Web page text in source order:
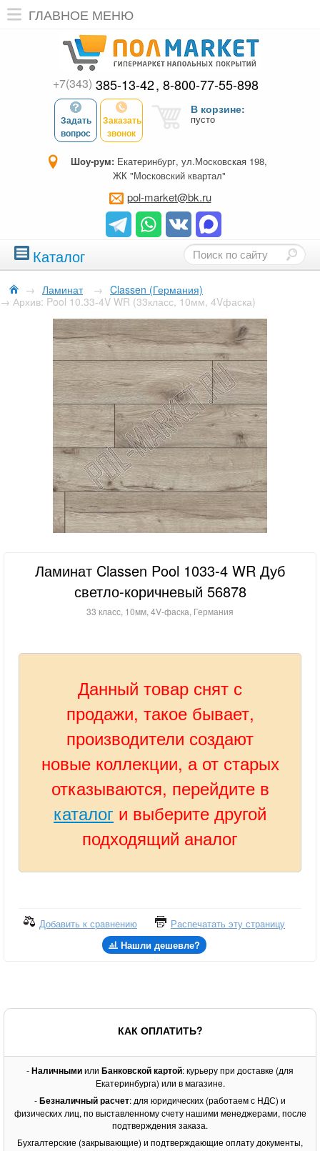
ГЛАВНОЕ МЕНЮ
+7(343) 385-13-42 8-800-77-55-898
Задать
вопрос
Заказать
звонок
В корзине:
пусто
Шоу-рум: Екатеринбург, ул.Московская 198,
ЖК "Московский квартал"
pol-market@bk.ru
Каталог
→ Ламинат → Classen (Германия)
→ Архив: Pool 10.33-4V WR (33класс, 10мм, 4Vфаска)
Ламинат Classen Pool 1033-4 WR Дуб
светло-коричневый 56878
33 класс, 10мм, 4V-фаска, Германия
Данный товар снят с
продажи, такое бывает,
производители создают
новые коллекции, а от старых
отказываются, перейдите в
каталог и выберите другой
подходящий аналог
Добавить к сравнению
Распечатать эту страницу
Нашли дешевле?
КАК ОПЛАТИТЬ?
-Наличнымиили Банковской картой: курьеру при доставке (для
Екатеринбурга) или в магазине.
-Безналичный расчет: для юридических (работаем с НДС) и
физических лиц, по выставленному счету нашими менеджерами, после
подтверждения заказа.
Бухгалтерские (закрывающие) и подтверждающие оплату документы,